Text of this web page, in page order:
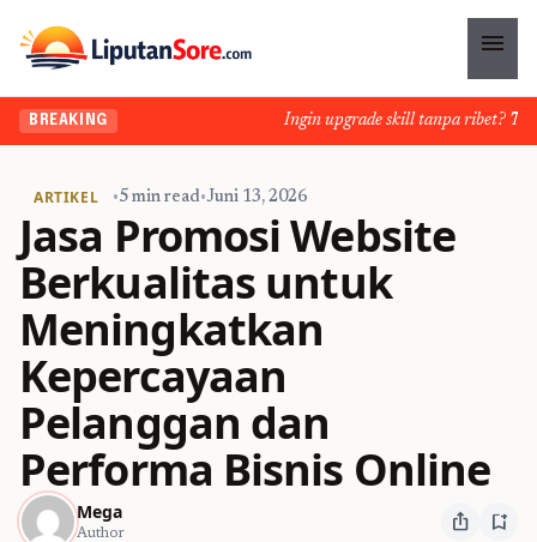
menu
BREAKING Ingin upgrade skill tanpa ribet?
ARTIKEL •5 min read•Juni 13, 2026
Jasa Promosi Website
Berkualitas untuk
Meningkatkan
Kepercayaan
Pelanggan dan
Performa Bisnis Online
Mega
Author ios_share bookmark_add